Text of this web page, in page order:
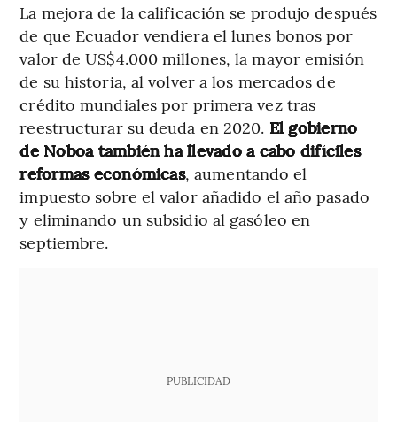
La mejora de la calificación se produjo después
de que Ecuador vendiera el lunes bonos por
valor de US$4.000 millones, la mayor emisión
de su historia, al volver a los mercados de
crédito mundiales por primera vez tras
reestructurar su deuda en 2020. El gobierno
de Noboa también ha llevado a cabo difíciles
reformas económicas, aumentando el
impuesto sobre el valor añadido el año pasado
y eliminando un subsidio al gasóleo en
septiembre.
PUBLICIDAD